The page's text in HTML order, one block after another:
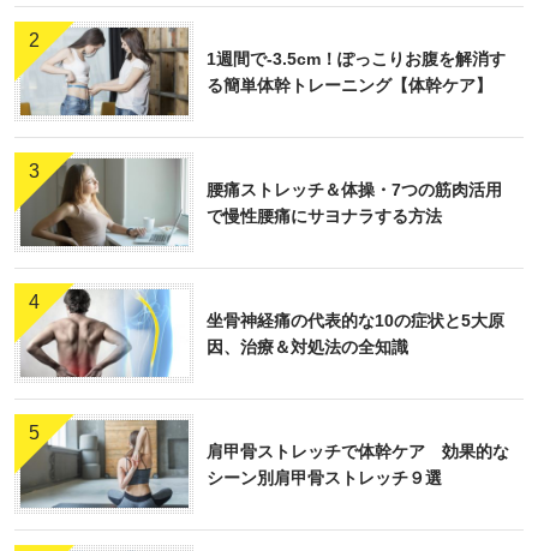
2
1週間で-3.5cm！ぽっこりお腹を解消す
る簡単体幹トレーニング【体幹ケア】
3
腰痛ストレッチ＆体操・7つの筋肉活用
で慢性腰痛にサヨナラする方法
4
坐骨神経痛の代表的な10の症状と5大原
因、治療＆対処法の全知識
5
肩甲骨ストレッチで体幹ケア 効果的な
シーン別肩甲骨ストレッチ９選